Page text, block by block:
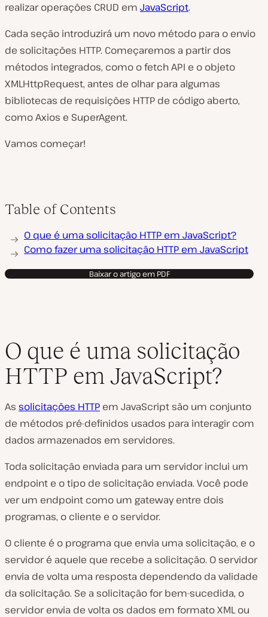
realizar operações CRUD em JavaScript.
Cada seção introduzirá um novo método para o envio
de solicitações HTTP. Começaremos a partir dos
métodos integrados, como o fetch API e o objeto
XMLHttpRequest, antes de olhar para algumas
bibliotecas de requisições HTTP de código aberto,
como Axios e SuperAgent.
Vamos começar!
Table of Contents
O que é uma solicitação HTTP em JavaScript?
Como fazer uma solicitação HTTP em JavaScript
Baixar o artigo em PDF
O que é uma solicitação
HTTP em JavaScript?
As solicitações HTTP em JavaScript são um conjunto
de métodos pré-definidos usados para interagir com
dados armazenados em servidores.
Toda solicitação enviada para um servidor inclui um
endpoint e o tipo de solicitação enviada. Você pode
ver um endpoint como um gateway entre dois
programas, o cliente e o servidor.
O cliente é o programa que envia uma solicitação, e o
servidor é aquele que recebe a solicitação. O servidor
envia de volta uma resposta dependendo da validade
da solicitação. Se a solicitação for bem-sucedida, o
servidor envia de volta os dados em formato XML ou